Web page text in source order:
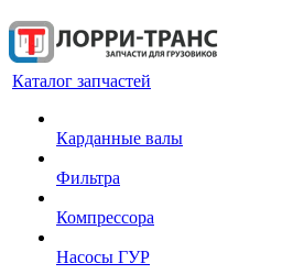
Каталог запчастей
Карданные валы
Фильтра
Компрессора
Насосы ГУР